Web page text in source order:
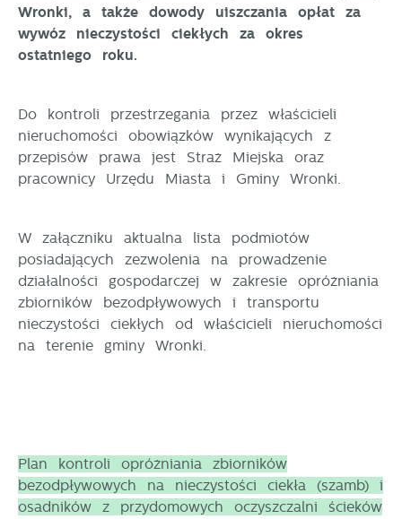
Wronki, a także dowody uiszczania opłat za
wywóz nieczystości ciekłych za okres
ostatniego roku.
Do kontroli przestrzegania przez właścicieli
nieruchomości obowiązków wynikających z
przepisów prawa jest Straż Miejska oraz
pracownicy Urzędu Miasta i Gminy Wronki.
W załączniku aktualna lista podmiotów
posiadających zezwolenia na prowadzenie
działalności gospodarczej w zakresie opróżniania
zbiorników bezodpływowych i transportu
nieczystości ciekłych od właścicieli nieruchomości
na terenie gminy Wronki.
Plan kontroli opróżniania zbiorników
bezodpływowych na nieczystości ciekła (szamb) i
osadników z przydomowych oczyszczalni ścieków